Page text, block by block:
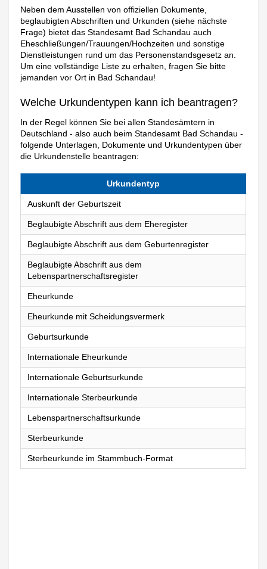
Neben dem Ausstellen von offiziellen Dokumente,
beglaubigten Abschriften und Urkunden (siehe nächste
Frage) bietet das Standesamt Bad Schandau auch
Eheschließungen/Trauungen/Hochzeiten und sonstige
Dienstleistungen rund um das Personenstandsgesetz an.
Um eine vollständige Liste zu erhalten, fragen Sie bitte
jemanden vor Ort in Bad Schandau!
Welche Urkundentypen kann ich beantragen?
In der Regel können Sie bei allen Standesämtern in
Deutschland - also auch beim Standesamt Bad Schandau -
folgende Unterlagen, Dokumente und Urkundentypen über
die Urkundenstelle beantragen:
Urkundentyp
Auskunft der Geburtszeit
Beglaubigte Abschrift aus dem Eheregister
Beglaubigte Abschrift aus dem Geburtenregister
Beglaubigte Abschrift aus dem
Lebenspartnerschaftsregister
Eheurkunde
Eheurkunde mit Scheidungsvermerk
Geburtsurkunde
Internationale Eheurkunde
Internationale Geburtsurkunde
Internationale Sterbeurkunde
Lebenspartnerschaftsurkunde
Sterbeurkunde
Sterbeurkunde im Stammbuch-Format